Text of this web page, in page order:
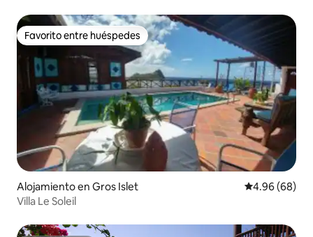
Favorito entre huéspedes
Favorito entre huéspedes
Alojamiento en Gros Islet Calificación
4.96 (68)
Villa Le Soleil